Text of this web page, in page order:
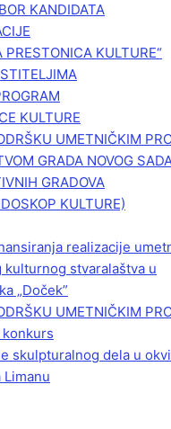
KANDIDATA
PRESTONICA KULTURE“
KULTURE
UMETNIČKIM
GRADA NOVOG
GRADOVA
KULTURE)
realizacije
stvaralaštva u
„Doček”
UMETNIČKIM
skulpturalnog dela u